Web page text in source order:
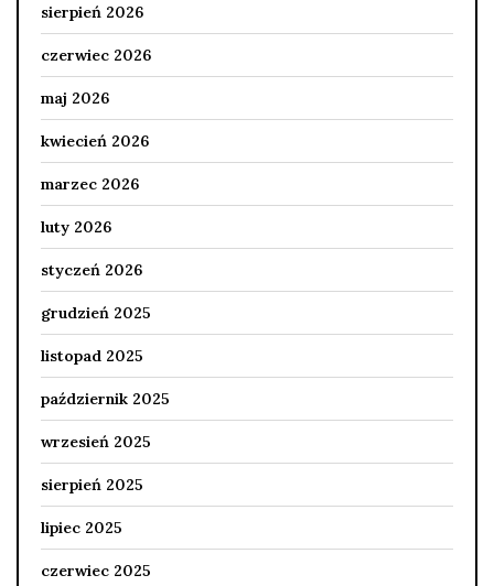
sierpień 2026
czerwiec 2026
maj 2026
kwiecień 2026
marzec 2026
luty 2026
styczeń 2026
grudzień 2025
listopad 2025
październik 2025
wrzesień 2025
sierpień 2025
lipiec 2025
czerwiec 2025